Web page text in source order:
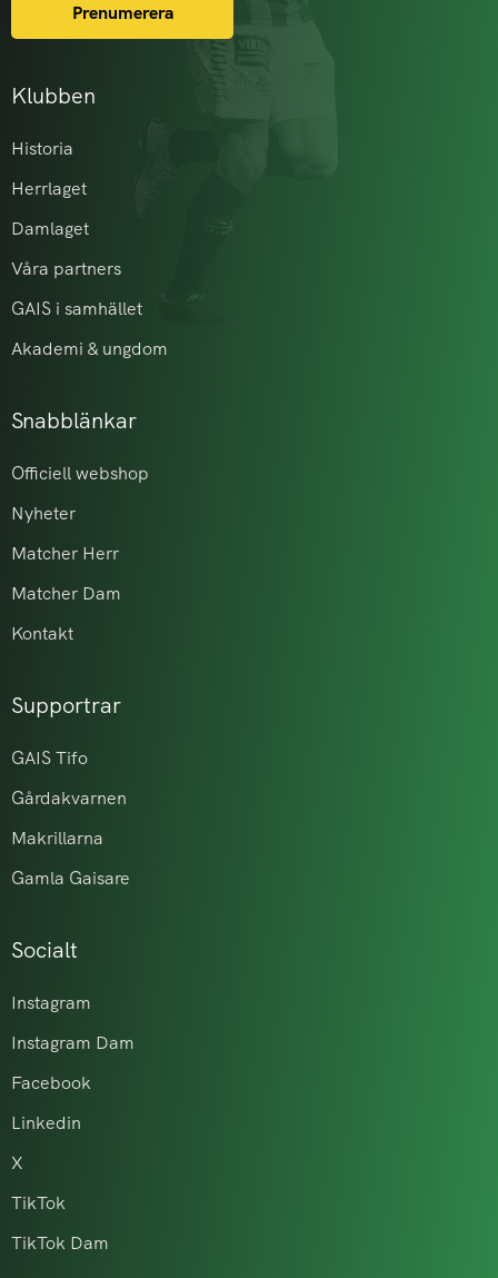
Klubben
Historia
Herrlaget
Damlaget
Våra partners
GAIS i samhället
Akademi & ungdom
Snabblänkar
Officiell webshop
Nyheter
Matcher Herr
Matcher Dam
Kontakt
Supportrar
GAIS Tifo
Gårdakvarnen
Makrillarna
Gamla Gaisare
Socialt
Instagram
Instagram Dam
Facebook
Linkedin
X
TikTok
TikTok Dam
Prenumerera